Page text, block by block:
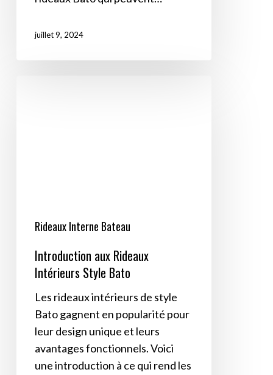
juillet 9, 2024
Rideaux Interne Bateau
Introduction aux Rideaux
Intérieurs Style Bato
Les rideaux intérieurs de style
Bato gagnent en popularité pour
leur design unique et leurs
avantages fonctionnels. Voici
une introduction à ce qui rend les